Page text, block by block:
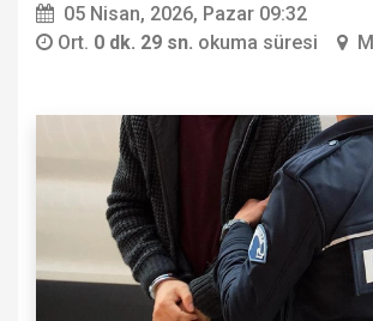
05 Nisan, 2026, Pazar 09:32
Ort. 0 dk. 29 sn. okuma süresi